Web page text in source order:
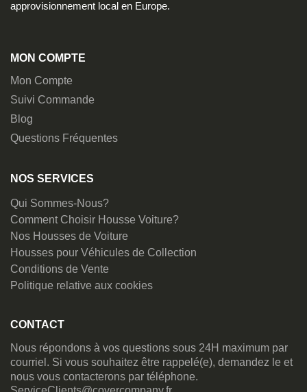
approvisionnement local en Europe.
MON COMPTE
Mon Compte
Suivi Commande
Blog
Questions Fréquentes
NOS SERVICES
Qui Sommes-Nous?
Comment Choisir Housse Voiture?
Nos Housses de Voiture
Housses pour Véhicules de Collection
Conditions de Vente
Politique relative aux cookies
CONTACT
Nous répondons à vos questions sous 24H maximum par
courriel. Si vous souhaitez être rappelé(e), demandez le et
nous vous contacterons par téléphone.